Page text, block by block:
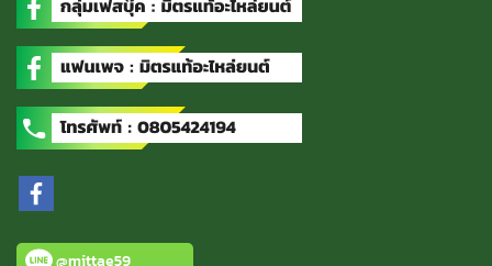
@mittae59